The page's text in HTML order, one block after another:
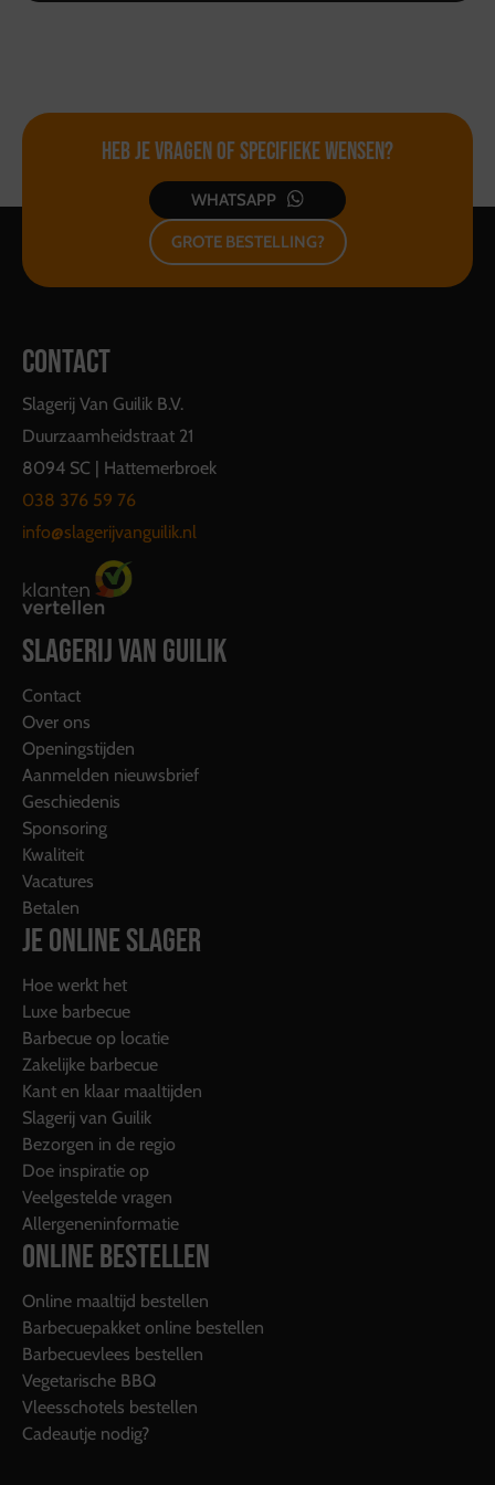
Heb je vragen ofspecifieke wensen?
WHATSAPP
GROTE BESTELLING?
CONTACT
Slagerij Van Guilik B.V.
Duurzaamheidstraat 21
8094 SC | Hattemerbroek
038 376 59 76
info@slagerijvanguilik.nl
SLAGERIJ VAN GUILIK
Contact
Over ons
Openingstijden
Aanmelden nieuwsbrief
Geschiedenis
Sponsoring
Kwaliteit
Vacatures
Betalen
JE ONLINE SLAGER
Hoe werkt het
Luxe barbecue
Barbecue op locatie
Zakelijke barbecue
Kant en klaar maaltijden
Slagerij van Guilik
Bezorgen in de regio
Doe inspiratie op
Veelgestelde vragen
Allergeneninformatie
ONLINE BESTELLEN
Online maaltijd bestellen
Barbecuepakket online bestellen
Barbecuevlees bestellen
Vegetarische BBQ
Vleesschotels bestellen
Cadeautje nodig?